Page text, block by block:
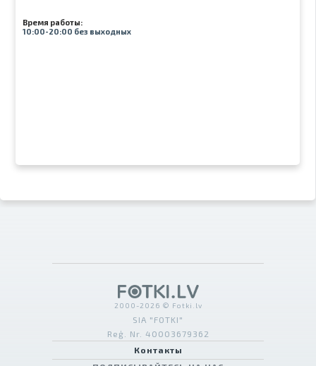
Время работы:
10:00-20:00 без выходных
2000-2026 © Fotki.lv
SIA "FOTKI"
Reģ. Nr. 40003679362
Контакты